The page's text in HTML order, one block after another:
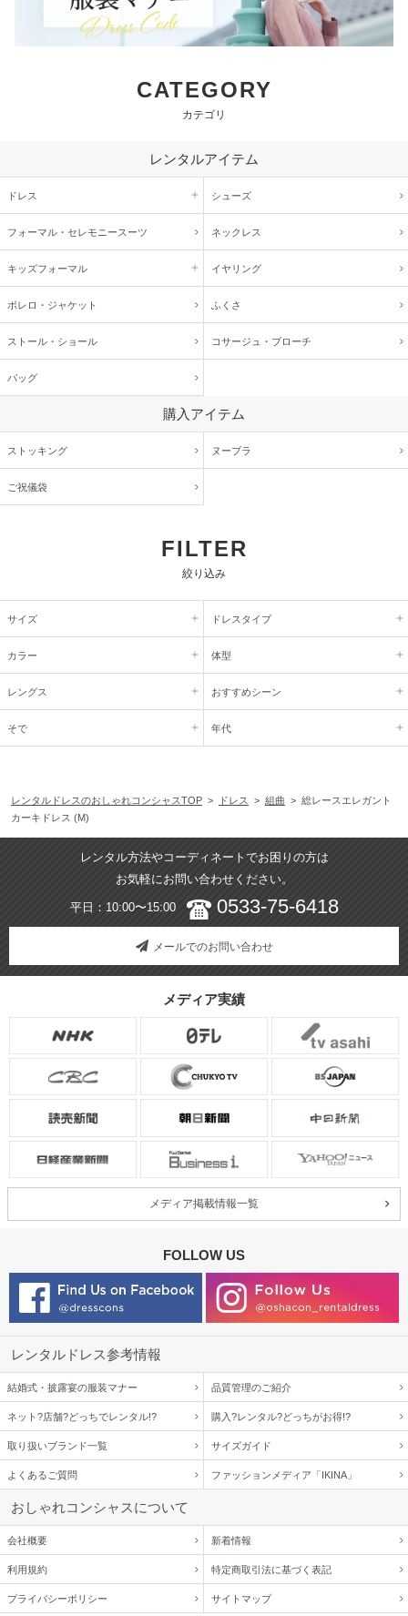
CATEGORY
カテゴリ
レンタルアイテム
ドレス シューズ
フォーマル・ セレモニースーツ ネックレス
キッズフォーマル イヤリング
ボレロ・ジャケット ふくさ
ストール・ショール コサージュ・ ブローチ
バッグ
購入アイテム
ストッキング ヌーブラ
ご祝儀袋
FILTER
絞り込み
サイズ ドレスタイプ
カラー 体型
レングス おすすめシーン
そで 年代
レンタルドレスのおしゃれコンシャスTOP > ドレス > 組曲 > 総レースエレガント
カーキドレス (M)
レンタル方法やコーディネートでお困りの方は
お気軽にお問い合わせください。
平日：10:00〜15:00 0533-75-6418
メールでのお問い合わせ
メディア実績
メディア掲載情報一覧
FOLLOW US
レンタルドレス参考情報
結婚式・披露宴の服装マナー 品質管理のご紹介
ネット?店舗?どっちでレンタル!? 購入?レンタル?どっちがお得!?
取り扱いブランド一覧 サイズガイド
よくあるご質問 ファッションメディア「IKINA」
おしゃれコンシャスについて
会社概要 新着情報
利用規約 特定商取引法に基づく表記
プライバシーポリシー サイトマップ